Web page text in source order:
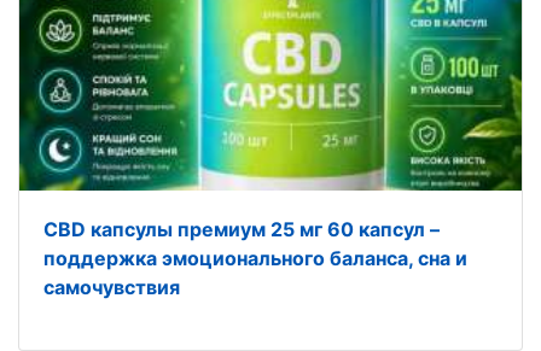
CBD капсулы премиум 25 мг 60 капсул –
поддержка эмоционального баланса, сна и
самочувствия